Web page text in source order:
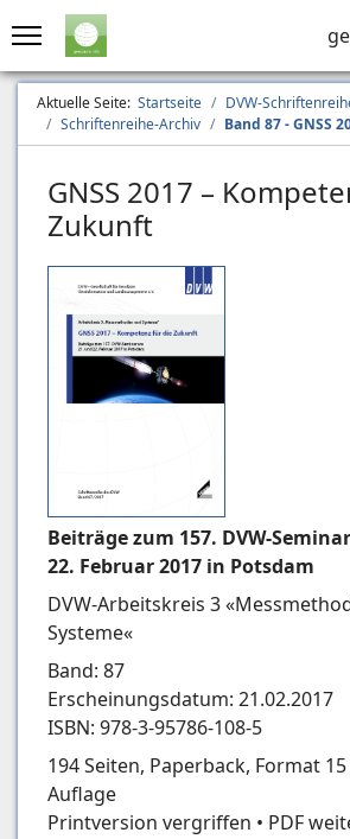
Aktuelle Seite: Startseite
DVW-
Schriftenreihe-Archiv
Band 87 - GNSS
GNSS 2017 –
Zukunft
Beiträge zum 157. DVW-
22. Februar 2017 in Potsdam
DVW-Arbeitskreis 3
Systeme«
Band: 87
Erscheinungsdatum: 21.02.2017
ISBN: 978-3-95786-108-5
194 Seiten, Paperback, Format 15
Auflage
Printversion vergriffen • PDF